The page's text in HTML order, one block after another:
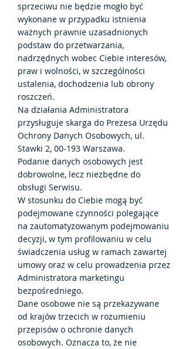
sprzeciwu nie będzie mogło być
wykonane w przypadku istnienia
ważnych prawnie uzasadnionych
podstaw do przetwarzania,
nadrzędnych wobec Ciebie interesów,
praw i wolności, w szczególności
ustalenia, dochodzenia lub obrony
roszczeń.
Na działania Administratora
przysługuje skarga do Prezesa Urzędu
Ochrony Danych Osobowych, ul.
Stawki 2, 00-193 Warszawa.
Podanie danych osobowych jest
dobrowolne, lecz niezbędne do
obsługi Serwisu.
W stosunku do Ciebie mogą być
podejmowane czynności polegające
na zautomatyzowanym podejmowaniu
decyzji, w tym profilowaniu w celu
świadczenia usług w ramach zawartej
umowy oraz w celu prowadzenia przez
Administratora marketingu
bezpośredniego.
Dane osobowe nie są przekazywane
od krajów trzecich w rozumieniu
przepisów o ochronie danych
osobowych. Oznacza to, że nie